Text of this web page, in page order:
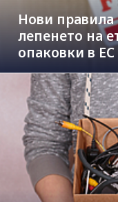
Нови
лепенето на
опаковки в ЕС